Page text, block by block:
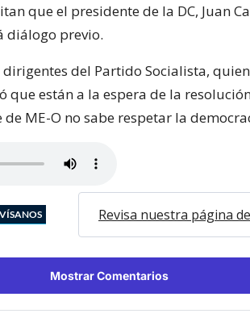
que el presidente de la DC, Juan
diálogo previo.
dirigentes del Partido Socialista,
que están a la espera de la
ME-O no sabe respetar la
Revisa nuestra página
Mostrar Comentarios